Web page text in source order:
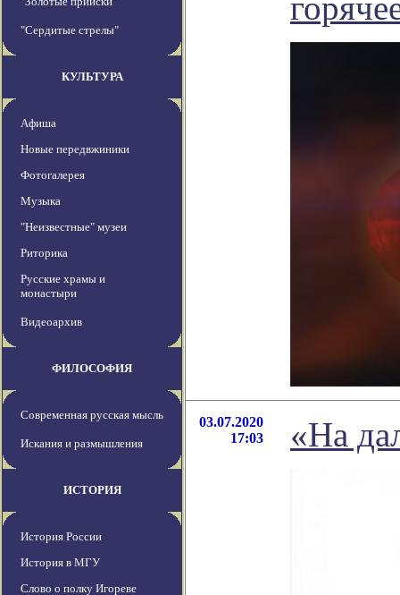
"Сердитые стрелы"
КУЛЬТУРА
Афиша
Новые передвжиники
Фотогалерея
Музыка
"Неизвестные" музеи
Риторика
Русские храмы и
монастыри
Видеоархив
ФИЛОСОФИЯ
Современная русская мысль
Искания и размышления
ИСТОРИЯ
История России
История в МГУ
Слово о полку Игореве
03.07.2020
17:03
«На